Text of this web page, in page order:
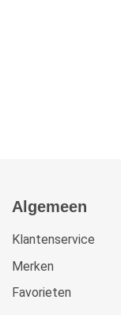
Algemeen
Klantenservice
Merken
Favorieten